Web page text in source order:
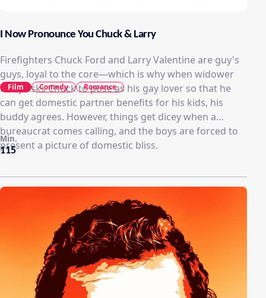
I Now Pronounce You Chuck & Larry
Firefighters Chuck Ford and Larry Valentine are guy's
guys, loyal to the core—which is why when widower
Larry asks Chuck to pose as his gay lover so that he
can get domestic partner benefits for his kids, his
buddy agrees. However, things get dicey when a
bureaucrat comes calling, and the boys are forced to
present a picture of domestic bliss.
115
Min.
Film Comedy Romance